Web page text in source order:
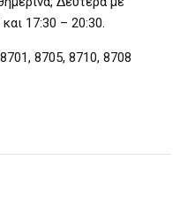
17:30 – 20:30.
8705, 8710, 8708